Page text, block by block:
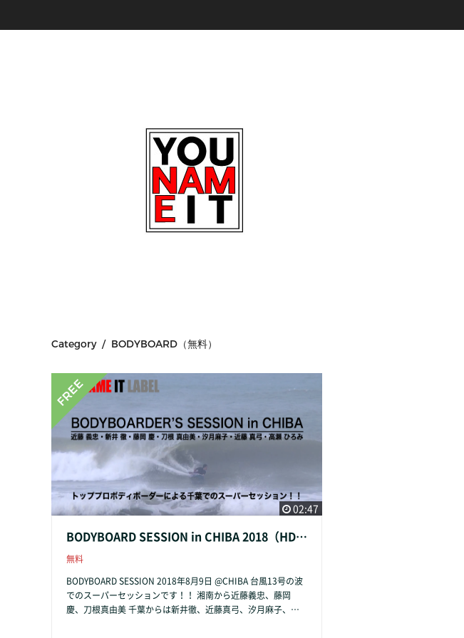
Category / BODYBOARD（無料）
02:47
BODYBOARD SESSION in CHIBA 2018（HD高画質）
無料
BODYBOARD SESSION 2018年8月9日 @CHIBA 台風13号の波
でのスーパーセッションです！！ 湘南から近藤義忠、藤岡
慶、刀根真由美 千葉からは新井徹、近藤真弓、汐月麻子、高